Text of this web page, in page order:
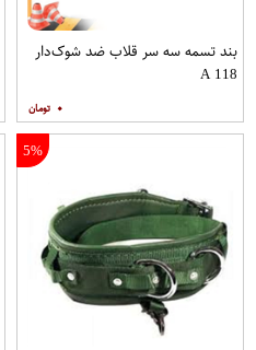
بند تسمه سه سر قلاب ضد شوک‌دار
A 118
۰
5%